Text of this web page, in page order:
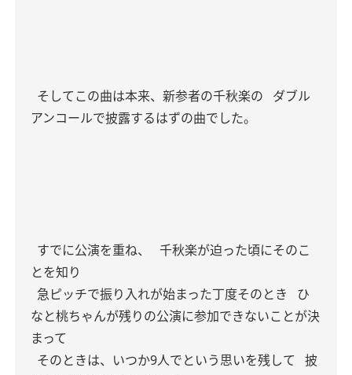
そしてこの曲は本来、新参者の千秋楽の
ダブル
アンコールで披露するはずの曲でした。
すでに公演を重ね、
千秋楽が迫った頃にそのこ
とを知り
急ピッチで振り入れが始まった丁度そのとき
ひ
なと桃ちゃんが残りの公演に参加できないことが決
まって
そのときは、いつか9人でという思いを残して
披